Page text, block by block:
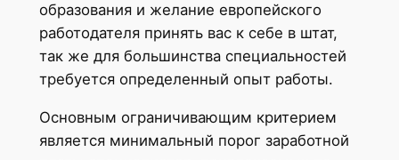
образования и желание европейского
работодателя принять вас к себе в штат,
так же для большинства специальностей
требуется определенный опыт работы.
Основным ограничивающим критерием
является минимальный порог заработной